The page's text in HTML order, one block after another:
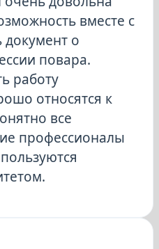
вместе с
документ о
повара.
работу
относятся к
все
профессионалы